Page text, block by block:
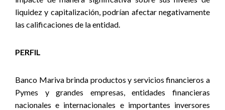
liquidez y capitalización, podrían afectar negativamente
las calificaciones de la entidad.
PERFIL
Banco Mariva brinda productos y servicios financieros a
Pymes y grandes empresas, entidades financieras
nacionales e internacionales e importantes inversores